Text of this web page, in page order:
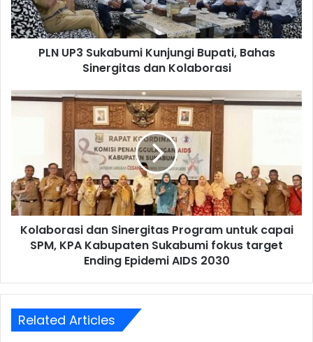
PLN UP3 Sukabumi Kunjungi Bupati, Bahas
Sinergitas dan Kolaborasi
Kolaborasi dan Sinergitas Program untuk capai
SPM, KPA Kabupaten Sukabumi fokus target
Ending Epidemi AIDS 2030
Related Articles